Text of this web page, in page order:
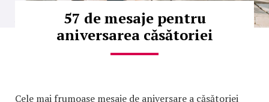
57 de mesaje pentru
aniversarea căsătoriei
Cele mai frumoase mesaje de aniversare a căsătoriei